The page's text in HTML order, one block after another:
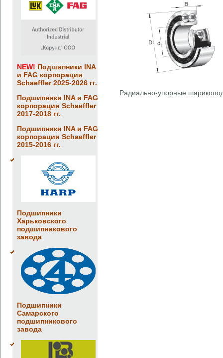
NEW! Подшипники INA
и FAG корпорации
Schaeffler 2025-2026 гг.
Подшипники INA и FAG
корпорации Schaeffler
2017-2018 гг.
Подшипники INA и FAG
корпорации Schaeffler
2015-2016 гг.
Подшипники
Харьковского
подшипникового
завода
Подшипники
Самарского
подшипникового
завода
Радиально-упорные